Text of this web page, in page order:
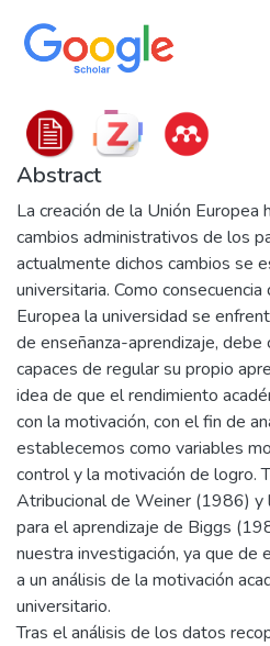
Abstract
La creación de la Unión Europea
cambios administrativos de los
actualmente dichos cambios se
universitaria. Como consecuencia
Europea la universidad se
de enseñanza-aprendizaje,
capaces de regular su propio
idea de que el rendimiento
con la motivación, con el fin de
establecemos como variables
control y la motivación de logro.
Atribucional de Weiner (1986) y
para el aprendizaje de Biggs
nuestra investigación, ya que
a un análisis de la motivación
universitario.
Tras el análisis de los datos